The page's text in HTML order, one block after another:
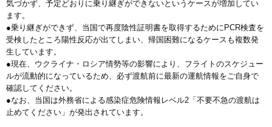
気づかず、予定どおりに乗り継ぎができないというケースが増加してい
ます。
●乗り継ぎができず、当国で再度陰性証明書を取得するためにPCR検査を
受検したところ陽性反応が出てしまい、帰国困難になるケースも複数発
生しています。
●現在、ウクライナ・ロシア情勢等の影響により、フライトのスケジュー
ルが流動的になっているため、必ず渡航前に最新の運航情報をご自身で
確認してください。
●なお、当国は外務省による感染症危険情報レベル2「不要不急の渡航は
止めてください」が発出されています。